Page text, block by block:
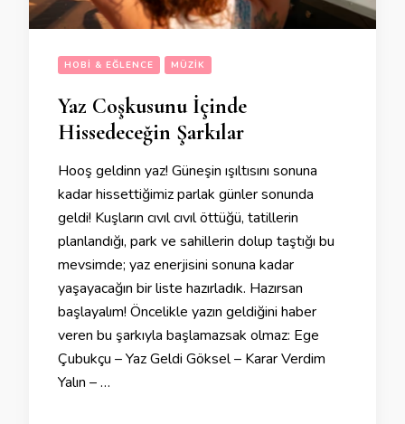
HOBI & EĞLENCE MÜZIK
Yaz Coşkusunu İçinde
Hissedeceğin Şarkılar
Hooş geldinn yaz! Güneşin ışıltısını sonuna
kadar hissettiğimiz parlak günler sonunda
geldi! Kuşların cıvıl cıvıl öttüğü, tatillerin
planlandığı, park ve sahillerin dolup taştığı bu
mevsimde; yaz enerjisini sonuna kadar
yaşayacağın bir liste hazırladık. Hazırsan
başlayalım! Öncelikle yazın geldiğini haber
veren bu şarkıyla başlamazsak olmaz: Ege
Çubukçu – Yaz Geldi Göksel – Karar Verdim
Yalın – …